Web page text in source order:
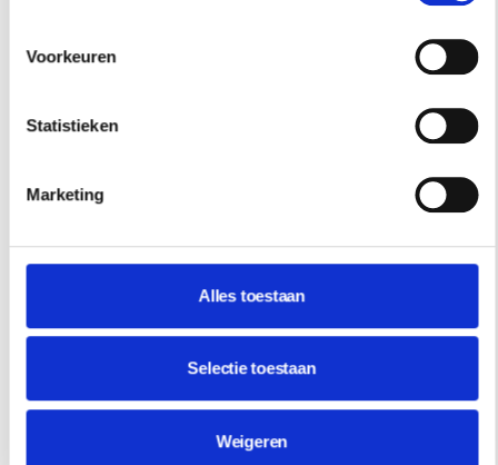
Voorkeuren
Statistieken
Marketing
Alles toestaan
Selectie toestaan
Weigeren